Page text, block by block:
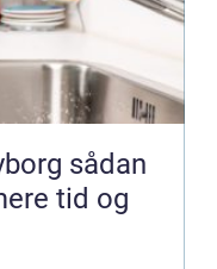
tid og